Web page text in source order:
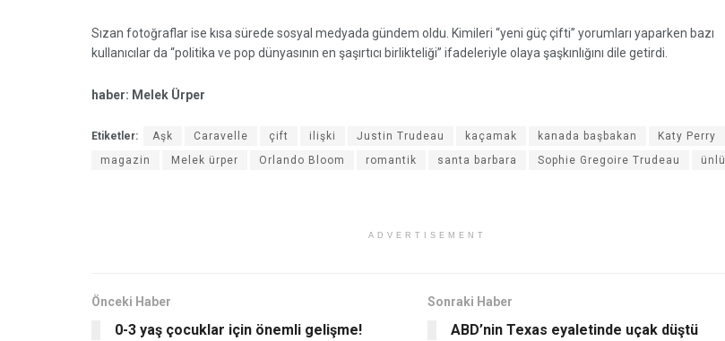
Sızan fotoğraflar ise kısa sürede sosyal medyada gündem oldu. Kimileri “yeni güç çifti” yorumları yaparken bazı
kullanıcılar da “politika ve pop dünyasının en şaşırtıcı birlikteliği” ifadeleriyle olaya şaşkınlığını dile getirdi.
haber: Melek Ürper
Etiketler: Aşk Caravelle çift ilişki Justin Trudeau kaçamak kanada başbakan
Katy Perry
magazin
Melek ürper Orlando Bloom romantik santa barbara Sophie Gregoire Trudeau ünlü
ADVERTISEMENT
Önceki Haber
0-3 yaş çocuklar için önemli gelişme!
Sonraki Haber
ABD’nin Texas eyaletinde uçak düştü